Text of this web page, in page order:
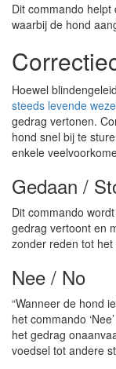
Dit commando
waarbij de hond
Hoewel
steeds levende
gedrag vertonen.
hond snel bij te
enkele
Gedaan /
Dit commando
gedrag vertoont en
zonder reden tot
Nee / No
“Wanneer de hond
het commando
het gedrag
voedsel tot andere